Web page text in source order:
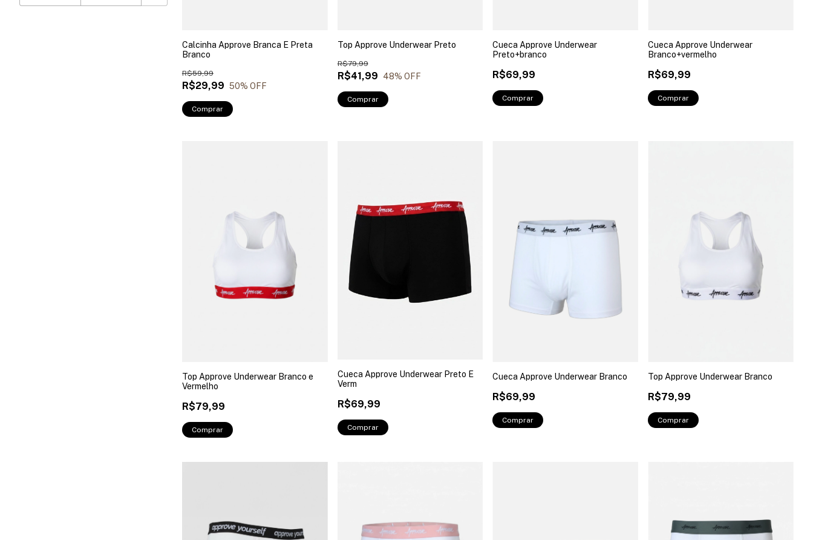
Calcinha Approve Branca E Preta
Branco
R$29,99
R$59,99
50% OFF
Comprar
Top Approve Underwear Preto
R$41,99
R$79,99
48% OFF
Comprar
Cueca Approve Underwear
Preto+branco
R$69,99
Comprar
Cueca Approve Underwear
Branco+vermelho
R$69,99
Comprar
Top Approve Underwear Branco e
Vermelho
R$79,99
Comprar
Cueca Approve Underwear Preto E
Verm
R$69,99
Comprar
Cueca Approve Underwear Branco
R$69,99
Comprar
Top Approve Underwear Branco
R$79,99
Comprar